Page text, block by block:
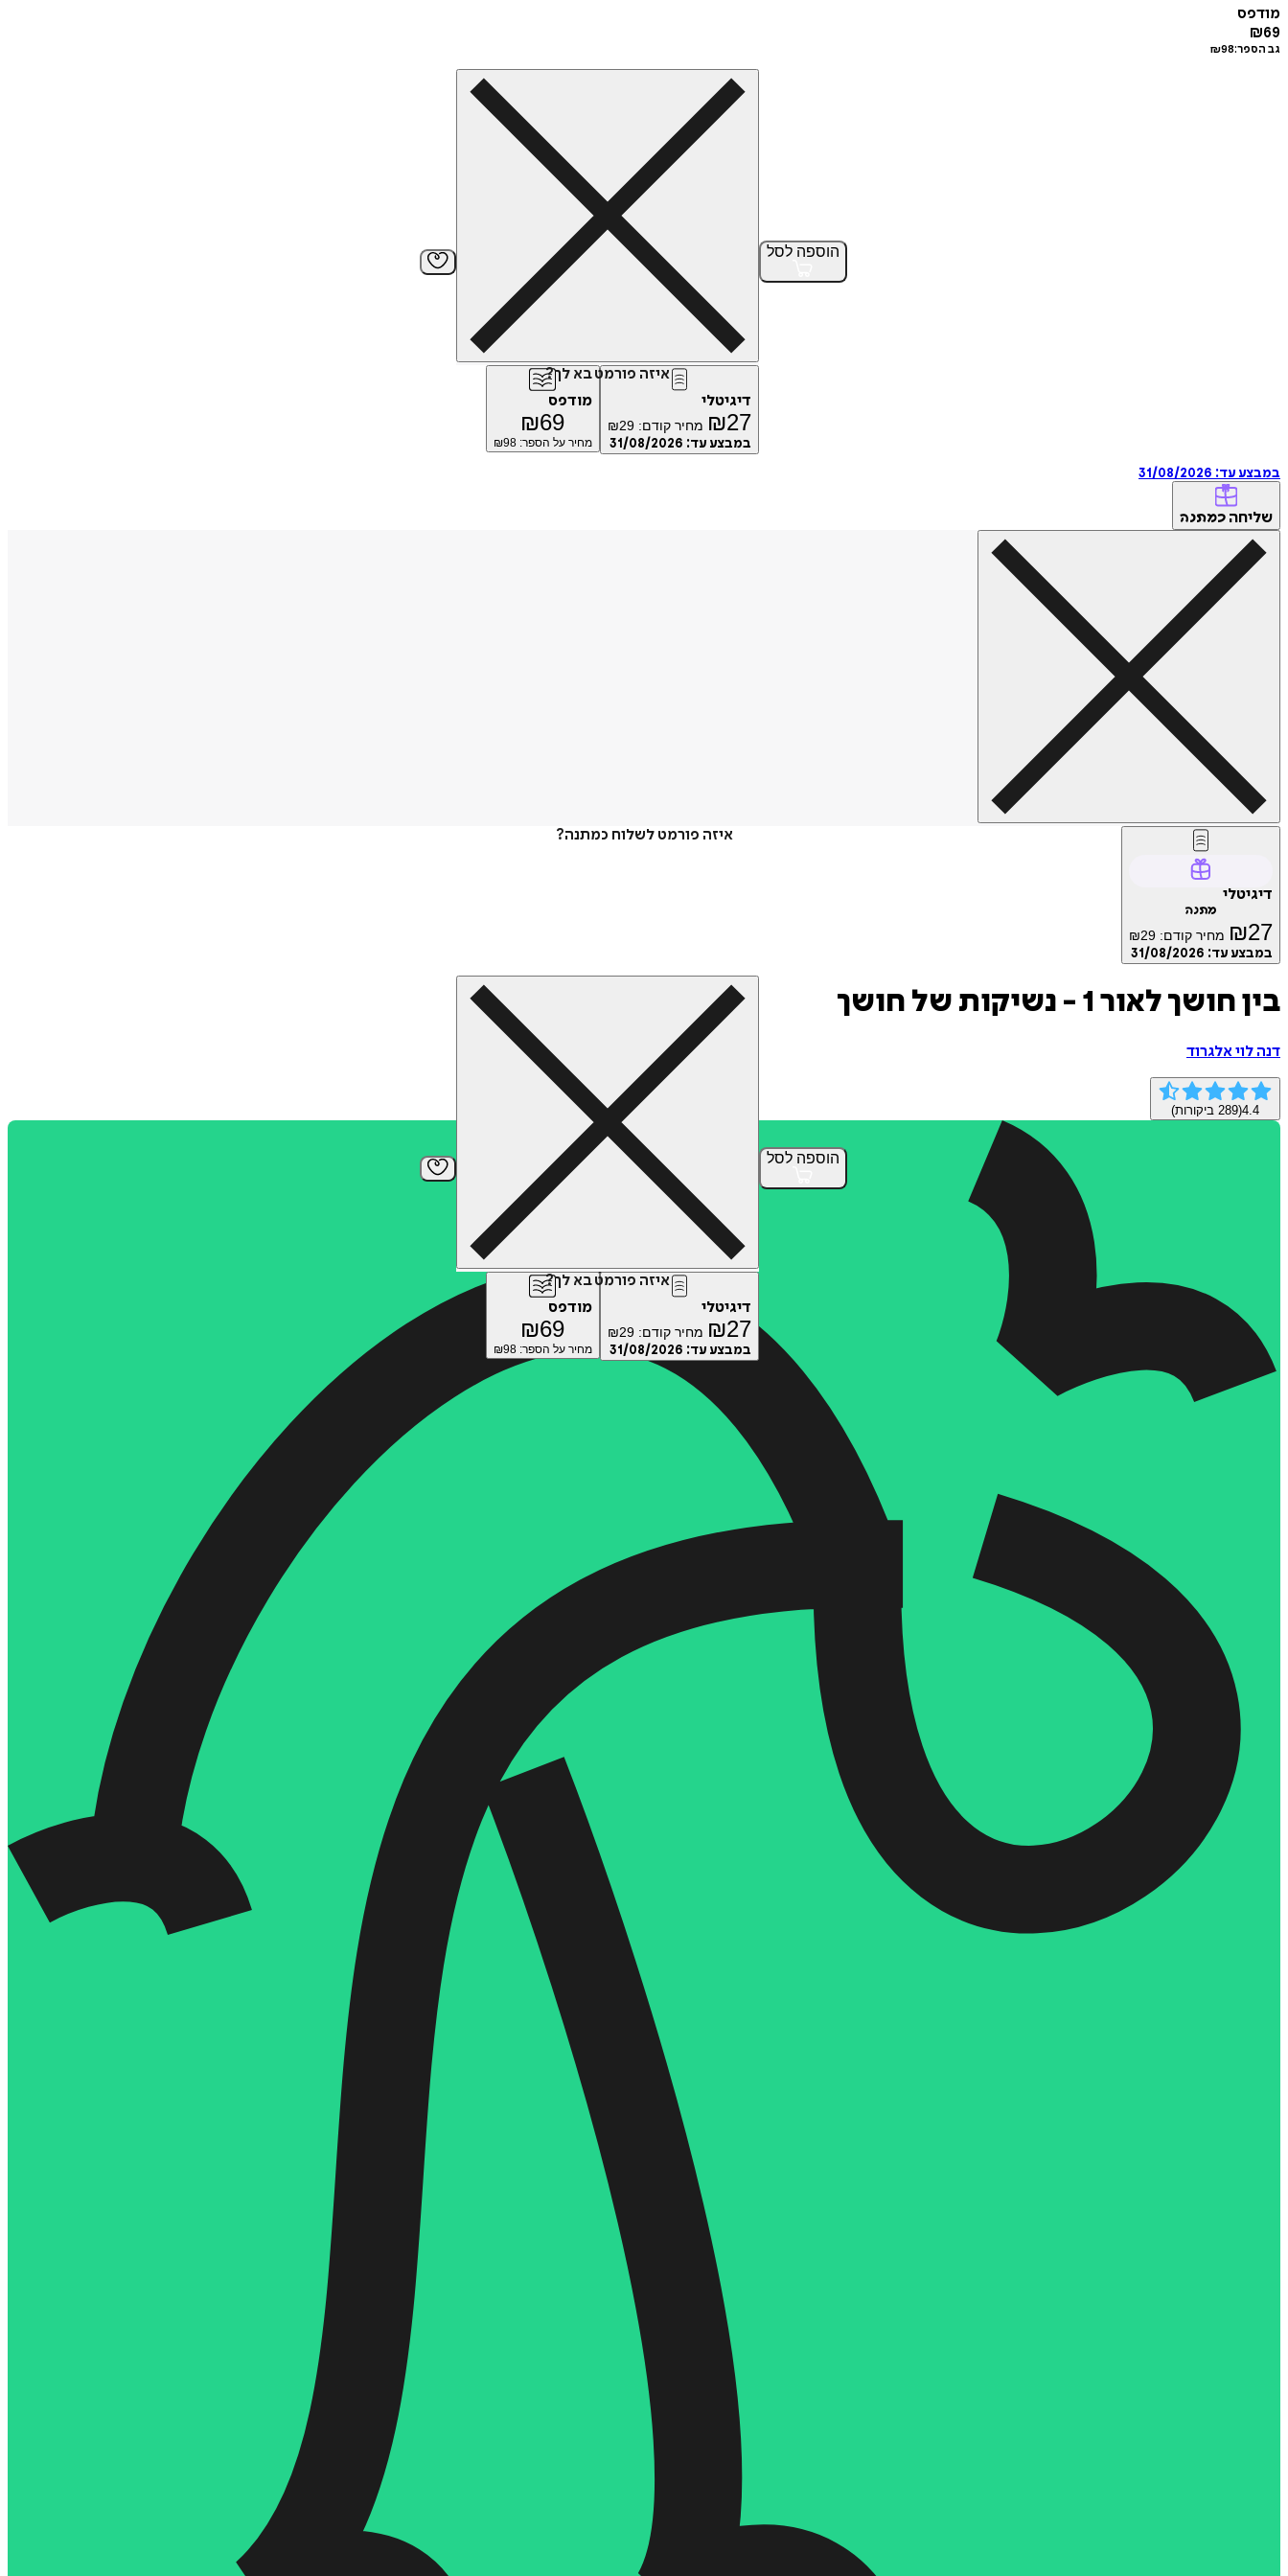
מודפס
₪69
גב הספר: ₪98
הוספה לסל
איזה פורמט בא לך?
דיגיטלי
₪27 מחיר קודם: ₪29
במבצע עד: 31/08/2026
מודפס
₪69
מחיר על הספר: ₪98
במבצע עד: 31/08/2026
שליחה כמתנה
איזה פורמט לשלוח כמתנה?
דיגיטלי
מתנה
₪27 מחיר קודם: ₪29
במבצע עד: 31/08/2026
הוספה לסל
איזה פורמט בא לך?
דיגיטלי
₪27 מחיר קודם: ₪29
במבצע עד: 31/08/2026
מודפס
₪69
מחיר על הספר: ₪98
בין חושך לאור 1 - נשיקות של חושך
דנה לוי אלגרוד
4.4
(
289 ביקורות)